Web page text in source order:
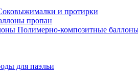
и протирки
пропан
Полимерно-композитные
для паэльи